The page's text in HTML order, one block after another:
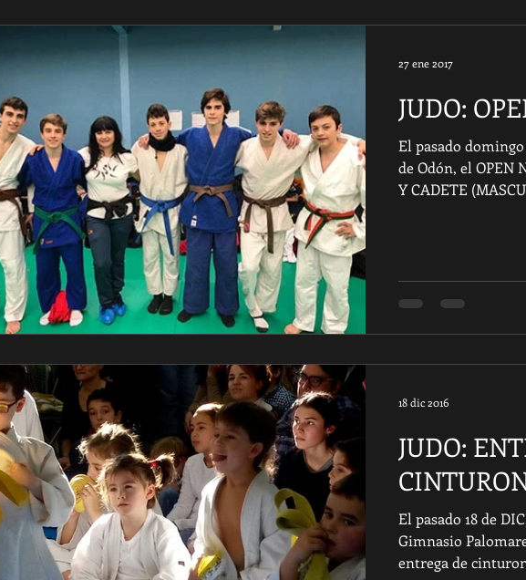
JUDO:
El pasado domingo
de Odón, el OPEN
Y CADETE
27 ene 2017
JUDO:
El pasado 18 de
Gimnasio
entrega de
18 dic 2016